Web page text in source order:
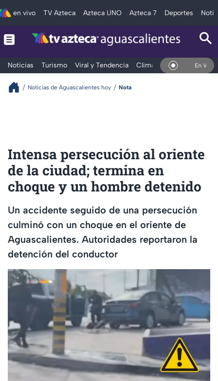
en vivo TV Azteca Azteca UNO Azteca 7 Deportes
Noticias Turismo Viral y Tendencia Clima Deportes En Vivo
Noticias de Aguascalientes hoy Nota
Intensa persecución al oriente
de la ciudad; termina en
choque y un hombre detenido
Un accidente seguido de una persecución
culminó con un choque en el oriente de
Aguascalientes. Autoridades reportaron la
detención del conductor